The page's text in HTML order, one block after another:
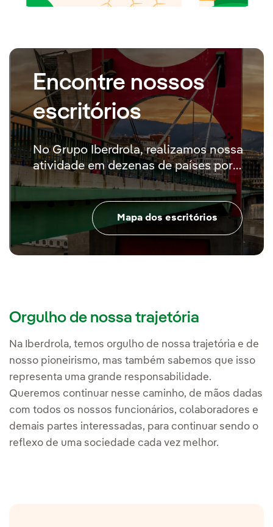
Encontre nossos
escritórios
No Grupo Iberdrola, realizamos nossa
atividade em dezenas de países por
meio de nossas sociedades filiais e
participadas
Mapa dos escritórios
Orgulho de nossa trajetória
Na Iberdrola, temos orgulho de nossa trajetória e de
nosso pioneirismo, mas também sabemos que isso
representa uma grande responsabilidade.
Queremos continuar nesse caminho, de mãos dadas
com todos os nossos funcionários, colaboradores e
demais partes interessadas, para continuar sendo o
reflexo de uma sociedade cada vez melhor.